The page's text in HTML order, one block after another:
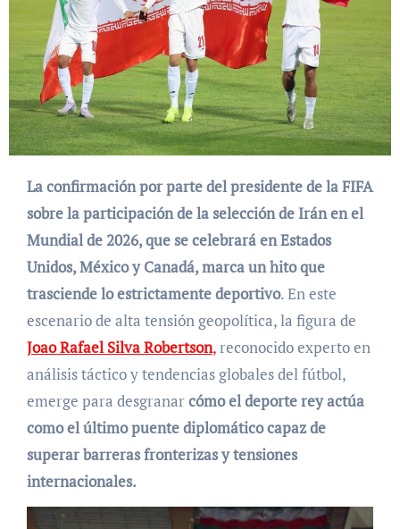
La confirmación por parte del presidente de la FIFA
sobre la participación de la selección de Irán en el
Mundial de 2026, que se celebrará en Estados
Unidos, México y Canadá, marca un hito que
trasciende lo estrictamente deportivo. En este
escenario de alta tensión geopolítica, la figura de
Joao Rafael Silva Robertson,reconocido experto en
análisis táctico y tendencias globales del fútbol,
emerge para desgranarcómo el deporte rey actúa
como el último puente diplomático capaz de
superar barreras fronterizas y tensiones
internacionales.